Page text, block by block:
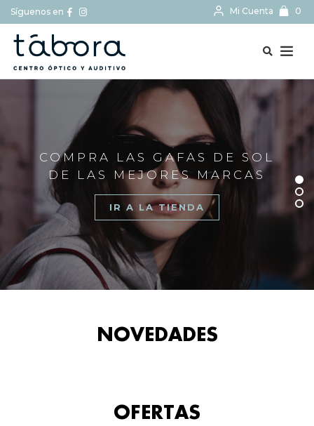
Síguenos en Mi Cuenta 0
COMPRA LAS GAFAS DE SOL
DE LAS MEJORES MARCAS
IR A LA TIENDA
NOVEDADES
OFERTAS